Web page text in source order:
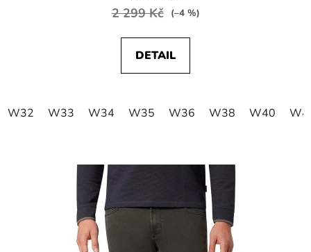
2 299 Kč (–4 %)
DETAIL
W32 W33 W34 W35 W36 W38 W40